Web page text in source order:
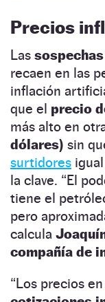
Precios
Las
recaen en las
inflación
que el precio
más alto en
dólares) sin
surtidores
la clave. “El
tiene el
pero
calcula
compañía de
“Los precios